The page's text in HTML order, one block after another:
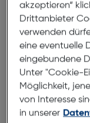
2,4 GHz
Plug & Play
Optische
6
3 dpi Stufen:
Nano-
akzeptieren“
Drittanbieter
verwenden
eine eventuelle
eingebundene
Unter "Cookie-
Möglichkeit,
von Interesse
in unserer